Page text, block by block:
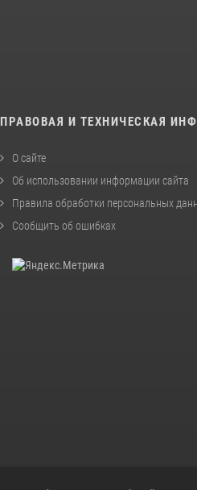
ПРАВОВАЯ И ТЕХНИЧЕСКАЯ
О сайте
Об использовании информации сайта
Правила обработки персональных
Сообщить об ошибках